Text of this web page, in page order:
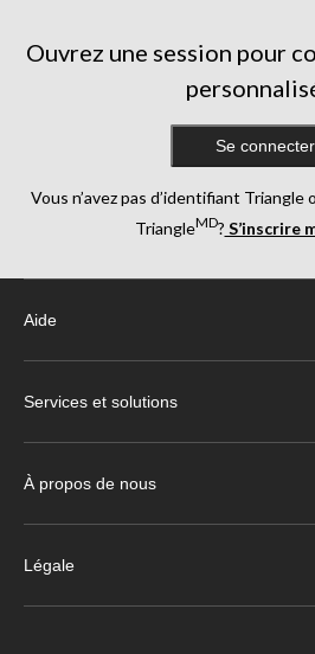
Ouvrez une session pour
Se connecter
Vous n’avez pas d’identifiant
TriangleMD? S’inscrire
Aide
Services et solutions
À propos de nous
Légale